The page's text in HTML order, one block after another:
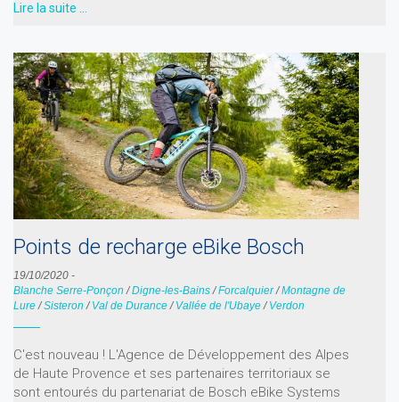
Lire la suite …
Points de recharge eBike Bosch
19/10/2020 -
Blanche Serre-Ponçon /Digne-les-Bains/Forcalquier/Montagne de
Lure/Sisteron / Val de Durance/ Vallée de l'Ubaye/ Verdon
C'est nouveau ! L'Agence de Développement des Alpes
de Haute Provence et ses partenaires territoriaux se
sont entourés du partenariat de Bosch eBike Systems